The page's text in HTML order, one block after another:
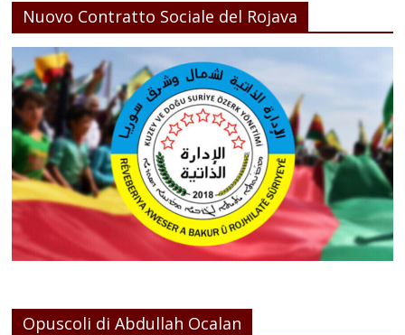
Nuovo Contratto Sociale del Rojava
Opuscoli di Abdullah Ocalan